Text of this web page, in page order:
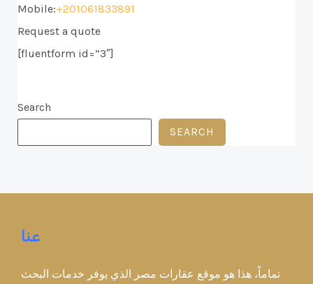
Mobile:+201061833891
Request a quote
[fluentform id=”3″]
Search
SEARCH
عنا
تماماً، هذا هو موقع عقارات مصر الذي يوفر خدمات البحث